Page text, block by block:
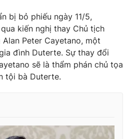
thức nếu không có sự chấp
nguồn VTV.vn khi phát hành lại
bị bỏ phiếu ngày 11/5,
kiến nghị thay Chủ tịch
Peter Cayetano, một
đình Duterte. Sự thay đổi
sẽ là thẩm phán chủ tọa
tội bà Duterte.